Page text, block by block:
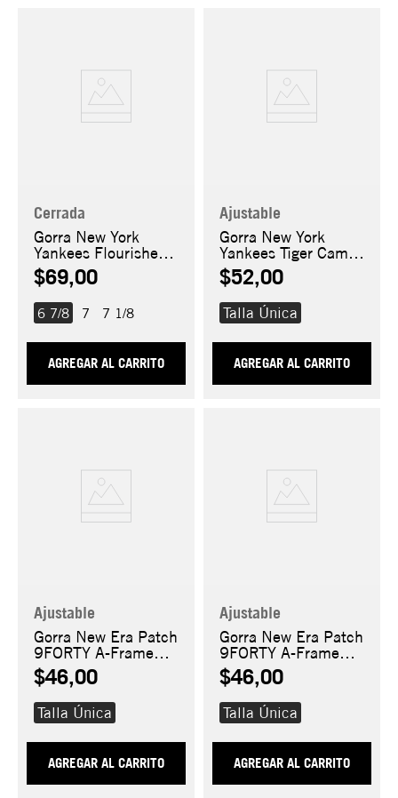
Cerrada
Gorra New York
Yankees Flourishes
59FIFTY
$69,00
6 7/8 7 7 1/8
AGREGAR AL CARRITO
Ajustable
Gorra New York
Yankees Tiger Camo
9FORTY A-Frame
$52,00
Talla Única
AGREGAR AL CARRITO
Ajustable
Gorra New Era Patch
9FORTY A-Frame
Trucker
$46,00
Talla Única
AGREGAR AL CARRITO
Ajustable
Gorra New Era Patch
9FORTY A-Frame
Trucker
$46,00
Talla Única
AGREGAR AL CARRITO